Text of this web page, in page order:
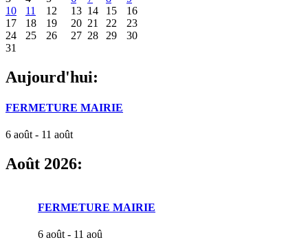
10
11 12 13 14 15
16
17
18 19 20 21 22
23
24
25 26 27 28 29
30
31
Aujourd'hui:
FERMETURE MAIRIE
6 août - 11 août
Août 2026:
FERMETURE MAIRIE
6 août - 11 aoû